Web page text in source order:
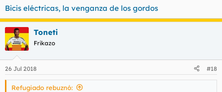
Bicis eléctricas, la venganza de los gordos
Toneti
Frikazo
26 Jul 2018 #18
Refugiado rebuznó: